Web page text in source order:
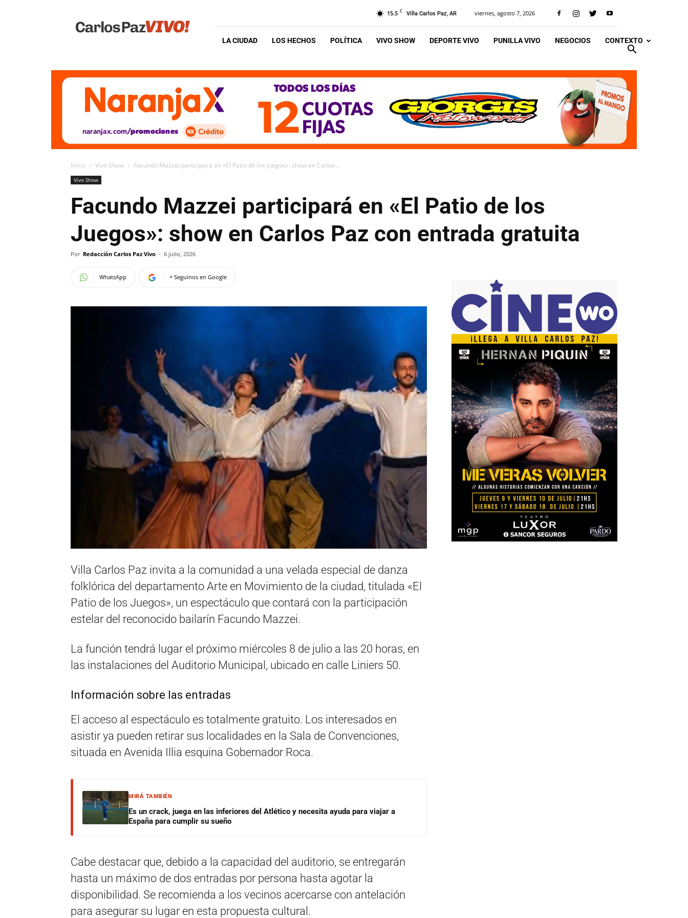
Vivo
15.5 C Villa Carlos Paz, AR viernes, agosto 7, 2026
LA CIUDAD LOS HECHOS POLÍTICA VIVO SHOW DEPORTE VIVO PUNILLA VIVO NEGOCIOS CONTEXTO
Inicio Vivo Show Facundo Mazzei participará en «El Patio de los Juegos»: show en Carlos...
Vivo Show
Facundo Mazzei participará en «El Patio de los
Juegos»: show en Carlos Paz con entrada gratuita
Por Redacción Carlos Paz Vivo - 6 julio, 2026
WhatsApp + Seguinos en Google
Villa Carlos Paz invita a la comunidad a una velada especial de danza
folklórica del departamento Arte en Movimiento de la ciudad, titulada «El
Patio de los Juegos», un espectáculo que contará con la participación
estelar del reconocido bailarín Facundo Mazzei.
La función tendrá lugar el próximo miércoles 8 de julio a las 20 horas, en
las instalaciones del Auditorio Municipal, ubicado en calle Liniers 50.
Información sobre las entradas
El acceso al espectáculo es totalmente gratuito. Los interesados en
asistir ya pueden retirar sus localidades en la Sala de Convenciones,
situada en Avenida Illia esquina Gobernador Roca.
MIRÁ TAMBIÉN
Es un crack, juega en las inferiores del Atlético y necesita ayuda para viajar a
España para cumplir su sueño
Cabe destacar que, debido a la capacidad del auditorio, se entregarán
hasta un máximo de dos entradas por persona hasta agotar la
disponibilidad. Se recomienda a los vecinos acercarse con antelación
para asegurar su lugar en esta propuesta cultural.